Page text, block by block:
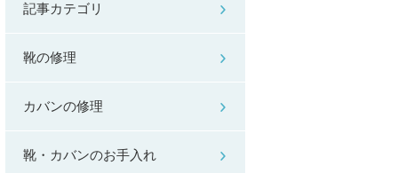
記事カテゴリ
靴の修理
カバンの修理
靴・カバンのお手入れ